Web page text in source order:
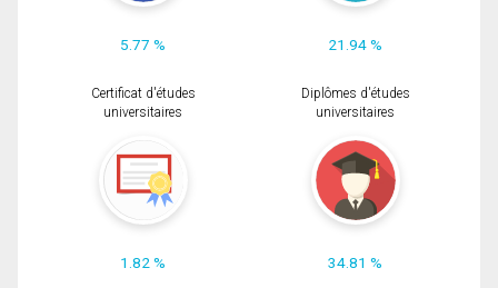
5.77 % 21.94 %
Certificat d'études
universitaires
1.82 %
Diplômes d'études
universitaires
34.81 %